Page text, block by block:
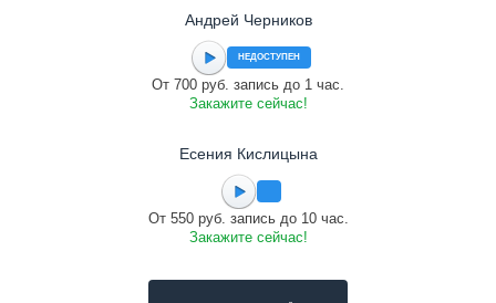
Андрей Черников
НЕДОСТУПЕН
От 700 руб. запись до 1 час.
Закажите сейчас!
Есения Кислицына
От 550 руб. запись до 10 час.
Закажите сейчас!